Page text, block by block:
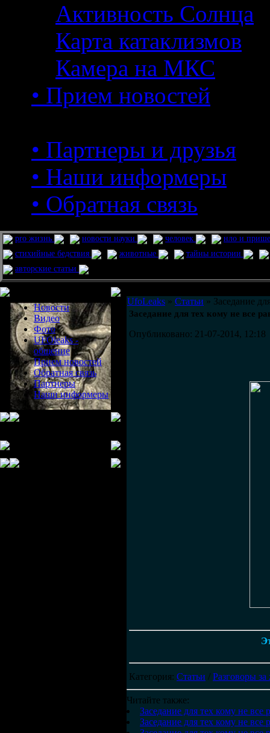
Активность Солнца
Карта катаклизмов
Камера на МКС
• Прием новостей
• Партнеры и друзья
• Наши информеры
• Обратная связь
pro жизнь новости науки человек
нло и
стихийные бедствия
животные
тайны истории
авторские статьи
Новости
Видео
Фото
UFOleaks -
общение
Прием новостей
Обратная связь
Партнеры
Наши информеры
UfoLeaks » Статьи » Заседание
Заседание для тех кому не все
Опубликовано: 21-07-2014, 12:18
Категория: Статьи / Разговоры за
Читайте также:
Заседание для тех кому не
Заседание для тех кому не